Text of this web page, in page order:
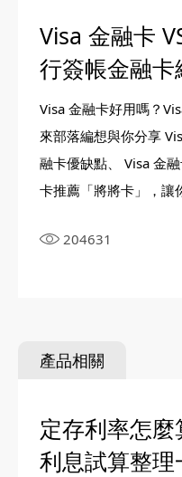
Visa 金融卡
行簽帳金融卡
Visa 金融卡好用嗎？
來部落編想與你分享
融卡優缺點、 Visa 金
卡推薦「將將卡」，讓
204631
產品相關
定存利率怎
利息試算整理